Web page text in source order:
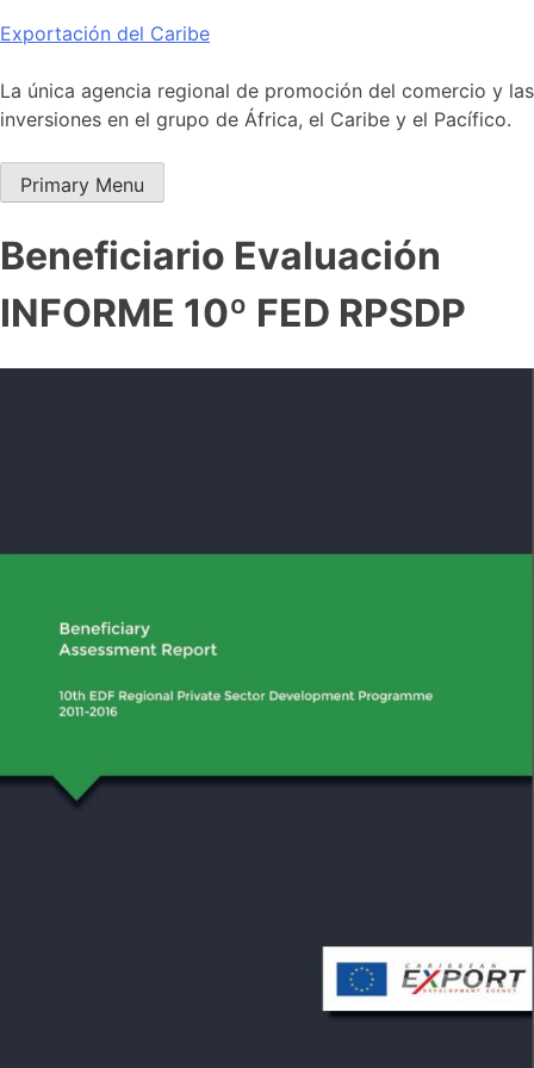
Skip
content
Exportación del Caribe
La única agencia regional de promoción del comercio y las
inversiones en el grupo de África, el Caribe y el Pacífico.
Primary Menu
Beneficiario Evaluación
INFORME 10º FED RPSDP